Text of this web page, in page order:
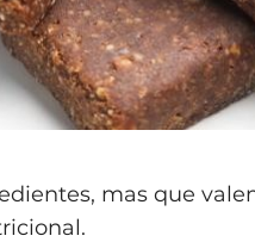
mas que